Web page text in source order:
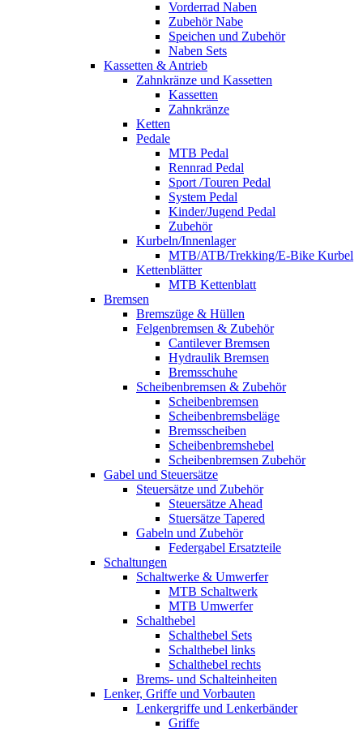
Vorderrad Naben
Zubehör Nabe
Speichen und Zubehör
Naben Sets
Kassetten & Antrieb
Zahnkränze und Kassetten
Kassetten
Zahnkränze
Ketten
Pedale
MTB Pedal
Rennrad Pedal
Sport /Touren Pedal
System Pedal
Kinder/Jugend Pedal
Zubehör
Kurbeln/Innenlager
MTB/ATB/Trekking/E-Bike Kurbel
Kettenblätter
MTB Kettenblatt
Bremsen
Bremszüge & Hüllen
Felgenbremsen & Zubehör
Cantilever Bremsen
Hydraulik Bremsen
Bremsschuhe
Scheibenbremsen & Zubehör
Scheibenbremsen
Scheibenbremsbeläge
Bremsscheiben
Scheibenbremshebel
Scheibenbremsen Zubehör
Gabel und Steuersätze
Steuersätze und Zubehör
Steuersätze Ahead
Stuersätze Tapered
Gabeln und Zubehör
Federgabel Ersatzteile
Schaltungen
Schaltwerke & Umwerfer
MTB Schaltwerk
MTB Umwerfer
Schalthebel
Schalthebel Sets
Schalthebel links
Schalthebel rechts
Brems- und Schalteinheiten
Lenker, Griffe und Vorbauten
Lenkergriffe und Lenkerbänder
Griffe